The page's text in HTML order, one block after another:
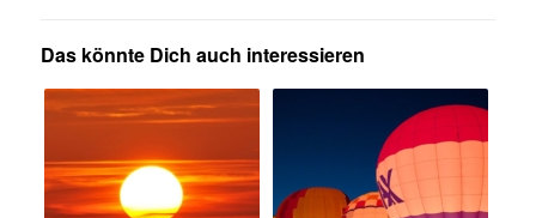
Das könnte Dich auch interessieren